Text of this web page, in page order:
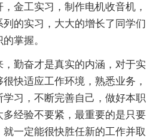
金工实习，制作电机收音机，
的实习，大大的增长了同学们
掌握。
，勤奋才是真实的内涵，对于实
快适应工作环境，熟悉业务，
习，不断完善自己，做好本职
经验不要紧，最重要的是只要
一定能很快胜任新的工作并取